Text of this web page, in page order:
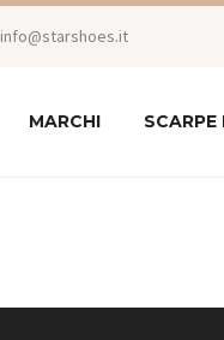
info@starshoes.it
MARCHI